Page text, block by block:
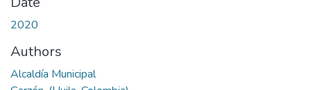
2020
Authors
Alcaldía Municipal